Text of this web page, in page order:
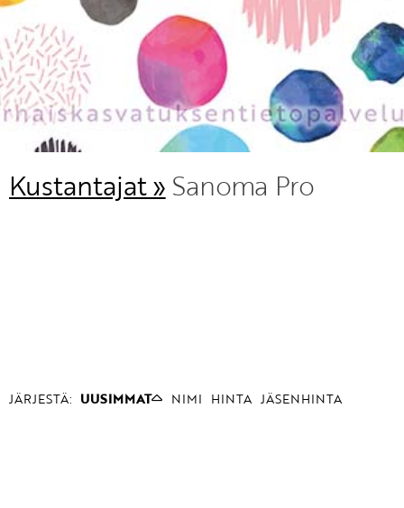
Kustantajat » Sanoma Pro
JÄRJESTÄ: UUSIMMAT NIMI HINTA JÄSENHINTA